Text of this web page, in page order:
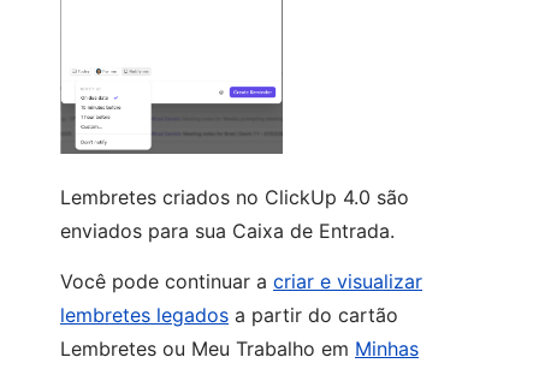
Lembretes criados no ClickUp 4.0 são
enviados para sua Caixa de Entrada.
Você pode continuar a criar e visualizar
lembretes legados a partir do cartão
Lembretes ou Meu Trabalho em Minhas